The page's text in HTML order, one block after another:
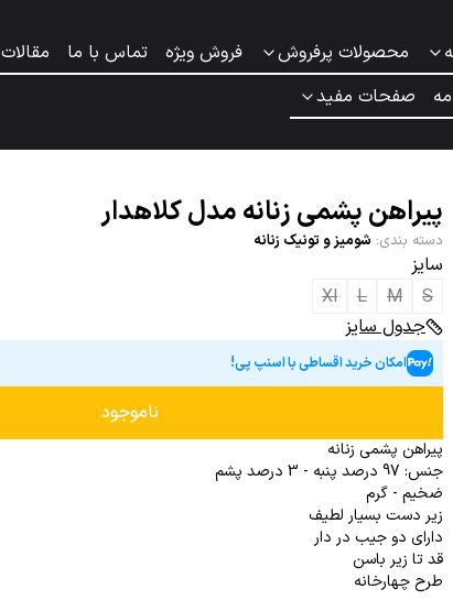
محصولات پرفروش فروش ویژه تماس با ما
مقالات
صفحات مفید
پیراهن پشمی زنانه مدل کلاهدار
دسته بندی: شومیز و تونیک زنانه
سایز
S
M
L
Xl
جدول سایز
امکان خرید اقساطی با اسنپ پی!
ناموجود
پیراهن پشمی زنانه
جنس: 97 درصد پنبه - 3 درصد پشم
ضخیم - گرم
زیر دست بسیار لطیف
دارای دو جیب در دار
قد تا زیر باسن
طرح چهارخانه